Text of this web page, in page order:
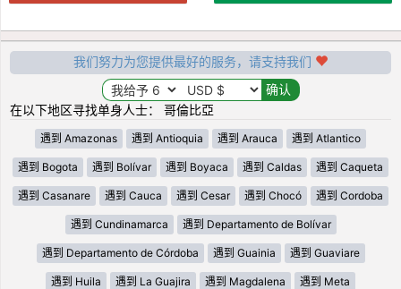
我们努力为您提供最好的服务，请支持我们
在以下地区寻找单身人士： 哥倫比亞
遇到 Amazonas 遇到 Antioquia 遇到 Arauca 遇到 Atlantico
遇到 Bogota 遇到 Bolívar 遇到 Boyaca 遇到 Caldas 遇到 Caqueta
遇到 Casanare 遇到 Cauca 遇到 Cesar 遇到 Chocó 遇到 Cordoba
遇到 Cundinamarca 遇到 Departamento de Bolívar
遇到 Departamento de Córdoba 遇到 Guainia 遇到 Guaviare
遇到 Huila 遇到 La Guajira 遇到 Magdalena 遇到 Meta